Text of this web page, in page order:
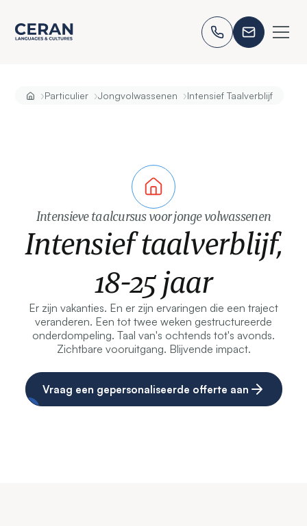
›Particulier ›Jongvolwassenen ›Intensief Taalverblijf
Intensieve taalcursus voor jonge volwassenen
Intensief taalverblijf,
18-25 jaar
Er zijn vakanties. En er zijn ervaringen die een traject
veranderen. Een tot twee weken gestructureerde
onderdompeling. Taal van's ochtends tot's avonds.
Zichtbare vooruitgang. Blijvende impact.
Vraag een gepersonaliseerde offerte aan